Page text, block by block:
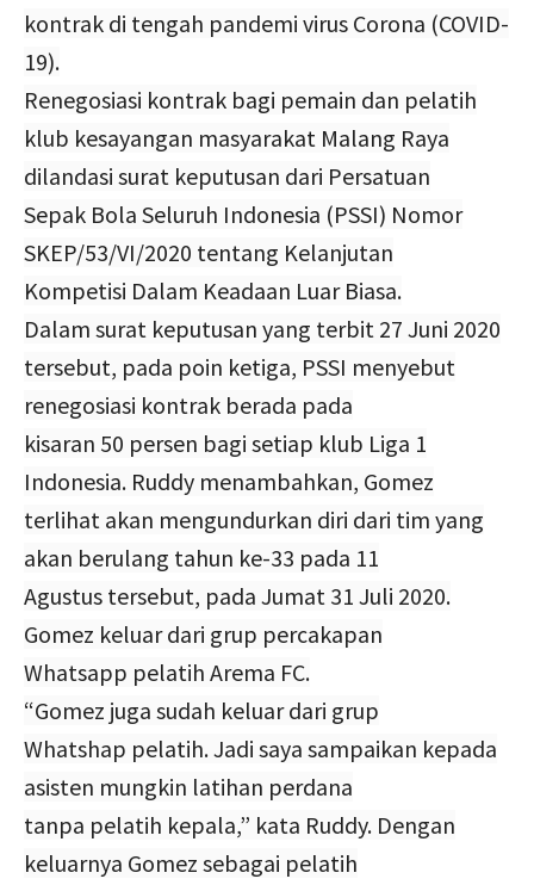
kontrak di tengah pandemi virus Corona (COVID-
19).
Renegosiasi kontrak bagi pemain dan pelatih
klub kesayangan masyarakat Malang Raya
dilandasi surat keputusan dari Persatuan
Sepak Bola Seluruh Indonesia (PSSI) Nomor
SKEP/53/VI/2020 tentang Kelanjutan
Kompetisi Dalam Keadaan Luar Biasa.
Dalam surat keputusan yang terbit 27 Juni 2020
tersebut, pada poin ketiga, PSSI menyebut
renegosiasi kontrak berada pada
kisaran 50 persen bagi setiap klub Liga 1
Indonesia. Ruddy menambahkan, Gomez
terlihat akan mengundurkan diri dari tim yang
akan berulang tahun ke-33 pada 11
Agustus tersebut, pada Jumat 31 Juli 2020.
Gomez keluar dari grup percakapan
Whatsapp pelatih Arema FC.
“Gomez juga sudah keluar dari grup
Whatshap pelatih. Jadi saya sampaikan kepada
asisten mungkin latihan perdana
tanpa pelatih kepala,” kata Ruddy. Dengan
keluarnya Gomez sebagai pelatih